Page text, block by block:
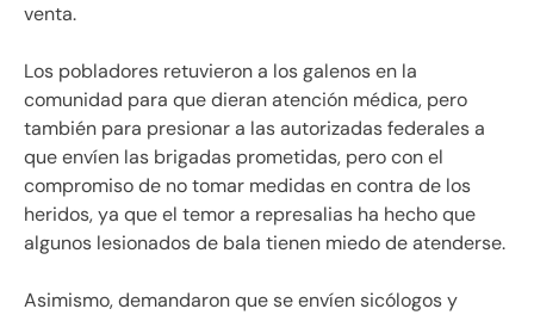
venta.
Los pobladores retuvieron a los galenos en la
comunidad para que dieran atención médica, pero
también para presionar a las autorizadas federales a
que envíen las brigadas prometidas, pero con el
compromiso de no tomar medidas en contra de los
heridos, ya que el temor a represalias ha hecho que
algunos lesionados de bala tienen miedo de atenderse.
Asimismo, demandaron que se envíen sicólogos y